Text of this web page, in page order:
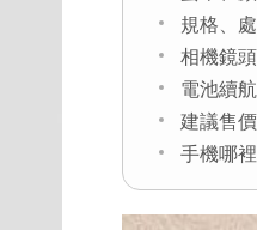
規格、
相機鏡
電池續
建議售
手機哪